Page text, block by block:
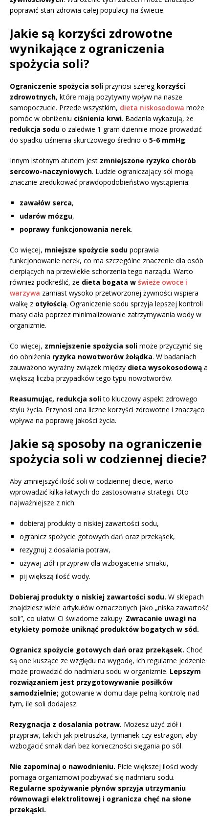
poprawić stan zdrowia całej populacji na świecie.
Jakie są korzyści zdrowotne
wynikające z ograniczenia
spożycia soli?
Ograniczenie spożycia soli przynosi szereg korzyści
zdrowotnych, które mają pozytywny wpływ na nasze
samopoczucie. Przede wszystkim, dieta niskosodowa może
pomóc w obniżeniu ciśnienia krwi. Badania wykazują, że
redukcja sodu o zaledwie 1 gram dziennie może prowadzić
do spadku ciśnienia skurczowego średnio o 5-6 mmHg.
Innym istotnym atutem jest zmniejszone ryzyko chorób
sercowo-naczyniowych. Ludzie ograniczający sól mogą
znacznie zredukować prawdopodobieństwo wystąpienia:
zawałów serca,
udarów mózgu,
poprawy funkcjonowania nerek.
Co więcej, mniejsze spożycie sodu poprawia
funkcjonowanie nerek, co ma szczególne znaczenie dla osób
cierpiących na przewlekłe schorzenia tego narządu. Warto
również podkreślić, że dieta bogata w świeże owoce i
warzywa zamiast wysoko przetworzonej żywności wspiera
walkę z otyłością. Ograniczenie sodu sprzyja lepszej kontroli
masy ciała poprzez minimalizowanie zatrzymywania wody w
organizmie.
Co więcej, zmniejszenie spożycia soli może przyczynić się
do obniżenia ryzyka nowotworów żołądka. W badaniach
zauważono wyraźny związek między dieta wysokosodową a
większą liczbą przypadków tego typu nowotworów.
Reasumując, redukcja solito kluczowy aspekt zdrowego
stylu życia. Przynosi ona liczne korzyści zdrowotne i znacząco
wpływa na poprawę jakości życia.
Jakie są sposoby na ograniczenie
spożycia soli w codziennej diecie?
Aby zmniejszyć ilość soli w codziennej diecie, warto
wprowadzić kilka łatwych do zastosowania strategii. Oto
najważniejsze z nich:
dobieraj produkty o niskiej zawartości sodu,
ogranicz spożycie gotowych dań oraz przekąsek,
rezygnuj z dosalania potraw,
używaj ziół i przypraw dla wzbogacenia smaku,
pij większą ilość wody.
Dobieraj produkty o niskiej zawartości sodu. W sklepach
znajdziesz wiele artykułów oznaczonych jako „niska zawartość
soli”, co ułatwi Ci świadome zakupy. Zwracanie uwagi na
etykiety pomoże uniknąć produktów bogatych w sód.
Ogranicz spożycie gotowych dań oraz przekąsek. Choć
są one kuszące ze względu na wygodę, ich regularne jedzenie
może prowadzić do nadmiaru sodu w organizmie. Lepszym
rozwiązaniem jest przygotowywanie posiłków
samodzielnie; gotowanie w domu daje pełną kontrolę nad
tym, ile soli dodajesz.
Rezygnacja z dosalania potraw. Możesz użyć ziół i
przypraw, takich jak pietruszka, tymianek czy estragon, aby
wzbogacić smak dań bez konieczności sięgania po sól.
Nie zapominaj o nawodnieniu. Picie większej ilości wody
pomaga organizmowi pozbywać się nadmiaru sodu.
Regularne spożywanie płynów sprzyja utrzymaniu
równowagi elektrolitowej i ogranicza chęć na słone
przekąski.